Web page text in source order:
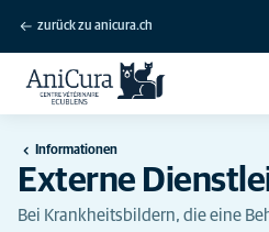
zurück zu anicura.ch
Informationen
Externe
Bei Krankheitsbildern, die eine